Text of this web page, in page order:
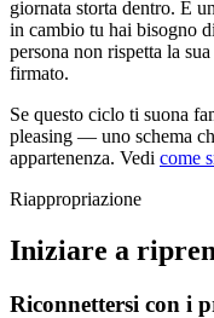
giornata storta dentro. È
in cambio tu hai bisogno
persona non rispetta la
firmato.
Se questo ciclo ti suona
pleasing — uno schema
appartenenza. Vedi come
Riappropriazione
Iniziare a
Riconnettersi con i